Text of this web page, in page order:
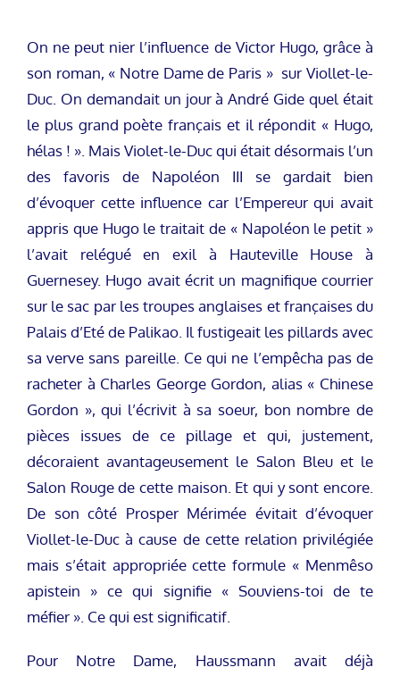
On ne peut nier l’influence de Victor Hugo, grâce à
son roman, « Notre Dame de Paris » sur Viollet-le-
Duc. On demandait un jour à André Gide quel était
le plus grand poète français et il répondit « Hugo,
hélas ! ». Mais Violet-le-Duc qui était désormais l’un
des favoris de Napoléon III se gardait bien
d’évoquer cette influence car l’Empereur qui avait
appris que Hugo le traitait de « Napoléon le petit »
l’avait relégué en exil à Hauteville House à
Guernesey. Hugo avait écrit un magnifique courrier
sur le sac par les troupes anglaises et françaises du
Palais d’Eté de Palikao. Il fustigeait les pillards avec
sa verve sans pareille. Ce qui ne l’empêcha pas de
racheter à Charles George Gordon, alias « Chinese
Gordon », qui l’écrivit à sa soeur, bon nombre de
pièces issues de ce pillage et qui, justement,
décoraient avantageusement le Salon Bleu et le
Salon Rouge de cette maison. Et qui y sont encore.
De son côté Prosper Mérimée évitait d’évoquer
Viollet-le-Duc à cause de cette relation privilégiée
mais s’était appropriée cette formule « Menmêso
apistein » ce qui signifie « Souviens-toi de te
méfier ». Ce qui est significatif.
Pour Notre Dame, Haussmann avait déjà